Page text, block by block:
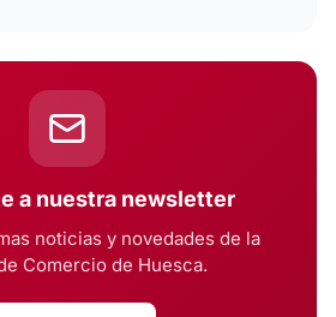
a nuestra newsletter
noticias y novedades de la
Comercio de Huesca.